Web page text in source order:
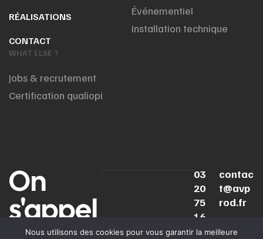
RÉALISATIONS
CONTACT
Événementiel
Installation technique
WHAT ELSE ?
Jobs & recrutement
Certification qualiopi
On
s'appel
03
20
75
16
16
contac
t@avp
rod.fr
Nous utilisons des cookies pour vous garantir la meilleure